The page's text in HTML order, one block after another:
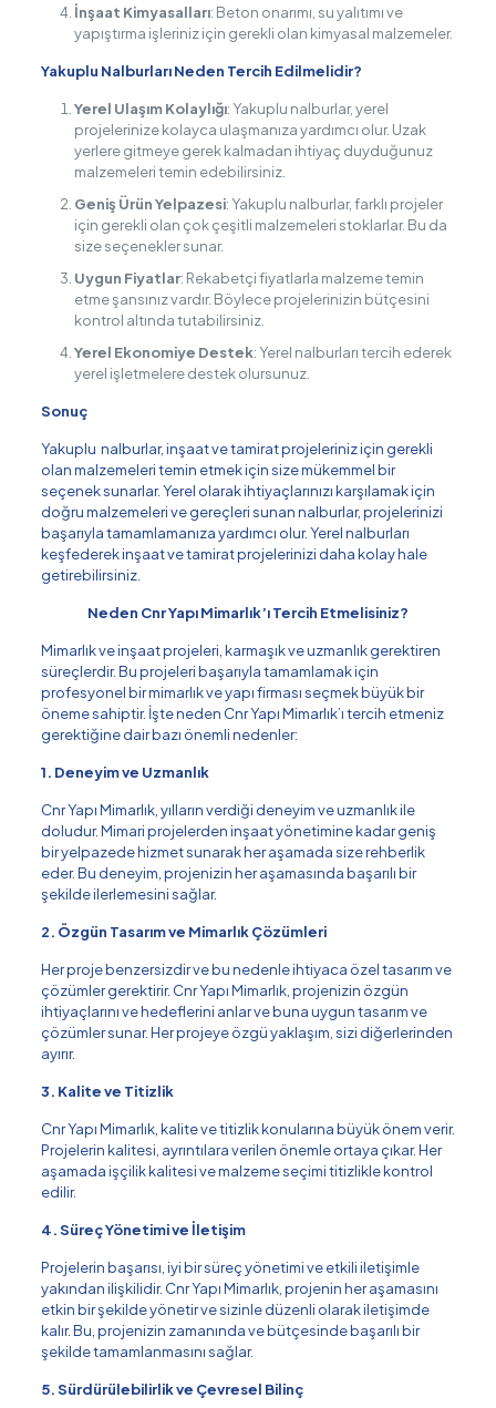
İnşaat Kimyasalları: Beton onarımı, su yalıtımı ve
yapıştırma işleriniz için gerekli olan kimyasal malzemeler.
Yakuplu Nalburları Neden Tercih Edilmelidir?
Yerel Ulaşım Kolaylığı: Yakuplu nalburlar, yerel
projelerinize kolayca ulaşmanıza yardımcı olur. Uzak
yerlere gitmeye gerek kalmadan ihtiyaç duyduğunuz
malzemeleri temin edebilirsiniz.
Geniş Ürün Yelpazesi: Yakuplu nalburlar, farklı projeler
için gerekli olan çok çeşitli malzemeleri stoklarlar. Bu da
size seçenekler sunar.
Uygun Fiyatlar: Rekabetçi fiyatlarla malzeme temin
etme şansınız vardır. Böylece projelerinizin bütçesini
kontrol altında tutabilirsiniz.
Yerel Ekonomiye Destek: Yerel nalburları tercih ederek
yerel işletmelere destek olursunuz.
Sonuç
Yakuplu nalburlar, inşaat ve tamirat projeleriniz için gerekli
olan malzemeleri temin etmek için size mükemmel bir
seçenek sunarlar. Yerel olarak ihtiyaçlarınızı karşılamak için
doğru malzemeleri ve gereçleri sunan nalburlar, projelerinizi
başarıyla tamamlamanıza yardımcı olur. Yerel nalburları
keşfederek inşaat ve tamirat projelerinizi daha kolay hale
getirebilirsiniz.
Neden Cnr Yapı Mimarlık’ı Tercih Etmelisiniz?
Mimarlık ve inşaat projeleri, karmaşık ve uzmanlık gerektiren
süreçlerdir. Bu projeleri başarıyla tamamlamak için
profesyonel bir mimarlık ve yapı firması seçmek büyük bir
öneme sahiptir. İşte neden Cnr Yapı Mimarlık’ı tercih etmeniz
gerektiğine dair bazı önemli nedenler:
1. Deneyim ve Uzmanlık
Cnr Yapı Mimarlık, yılların verdiği deneyim ve uzmanlık ile
doludur. Mimari projelerden inşaat yönetimine kadar geniş
bir yelpazede hizmet sunarak her aşamada size rehberlik
eder. Bu deneyim, projenizin her aşamasında başarılı bir
şekilde ilerlemesini sağlar.
2. Özgün Tasarım ve Mimarlık Çözümleri
Her proje benzersizdir ve bu nedenle ihtiyaca özel tasarım ve
çözümler gerektirir. Cnr Yapı Mimarlık, projenizin özgün
ihtiyaçlarını ve hedeflerini anlar ve buna uygun tasarım ve
çözümler sunar. Her projeye özgü yaklaşım, sizi diğerlerinden
ayırır.
3. Kalite ve Titizlik
Cnr Yapı Mimarlık, kalite ve titizlik konularına büyük önem verir.
Projelerin kalitesi, ayrıntılara verilen önemle ortaya çıkar. Her
aşamada işçilik kalitesi ve malzeme seçimi titizlikle kontrol
edilir.
4. Süreç Yönetimi ve İletişim
Projelerin başarısı, iyi bir süreç yönetimi ve etkili iletişimle
yakından ilişkilidir. Cnr Yapı Mimarlık, projenin her aşamasını
etkin bir şekilde yönetir ve sizinle düzenli olarak iletişimde
kalır. Bu, projenizin zamanında ve bütçesinde başarılı bir
şekilde tamamlanmasını sağlar.
5. Sürdürülebilirlik ve Çevresel Bilinç